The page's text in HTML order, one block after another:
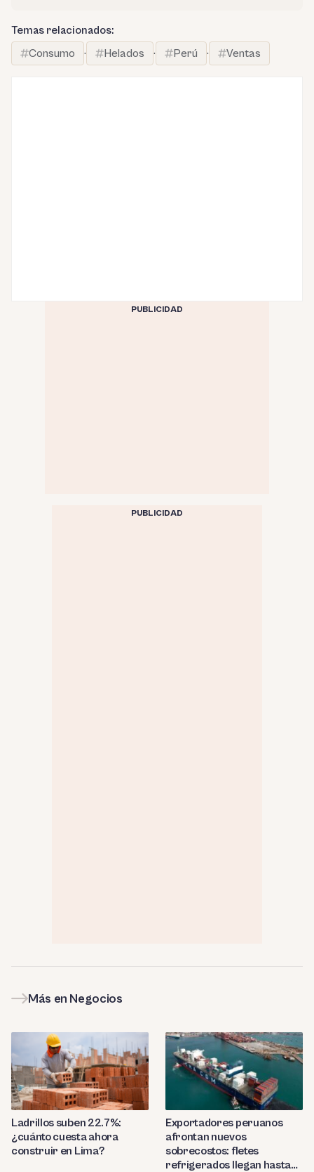
Temas relacionados:
Consumo
· Helados · Perú · Ventas
PUBLICIDAD
PUBLICIDAD
Más en Negocios
Ladrillos suben 22.7%:
¿cuánto cuesta ahora
construir en Lima?
Exportadores peruanos
afrontan nuevos
sobrecostos: fletes
refrigerados llegan hasta